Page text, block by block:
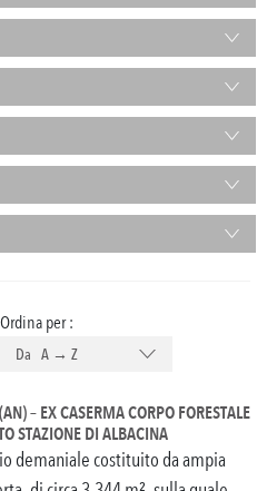
Ordina per :
Da A → Z
– EX CASERMA CORPO FORESTALE
STAZIONE DI ALBACINA
demaniale costituito da ampia